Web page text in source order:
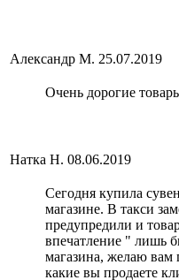
Александр М. 25.07.2019
Очень дорогие
Натка Н. 08.06.2019
Сегодня купила
магазине. В такси
предупредили и
впечатление " лишь
магазина, желаю вам
какие вы продаете